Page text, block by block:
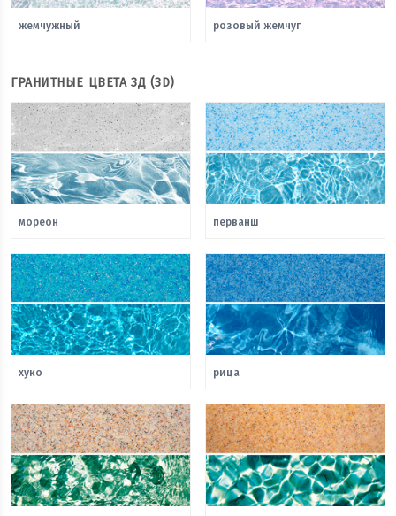
жемчужный розовый жемчуг
ГРАНИТНЫЕ ЦВЕТА 3Д (3D)
мореон перванш
хуко рица